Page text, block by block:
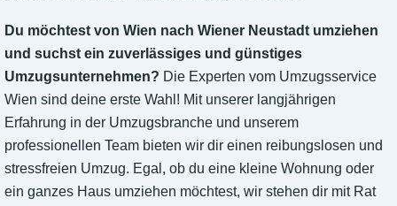
Du möchtest von Wien nach Wiener Neustadt umziehen
und suchst ein zuverlässiges und günstiges
Umzugsunternehmen? Die Experten vom Umzugsservice
Wien sind deine erste Wahl! Mit unserer langjährigen
Erfahrung in der Umzugsbranche und unserem
professionellen Team bieten wir dir einen reibungslosen und
stressfreien Umzug. Egal, ob du eine kleine Wohnung oder
ein ganzes Haus umziehen möchtest, wir stehen dir mit Rat